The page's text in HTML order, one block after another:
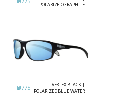
POLARIZED GRAPHITE
VERTEX BLACK |
POLARIZED BLUE WATER
₪775